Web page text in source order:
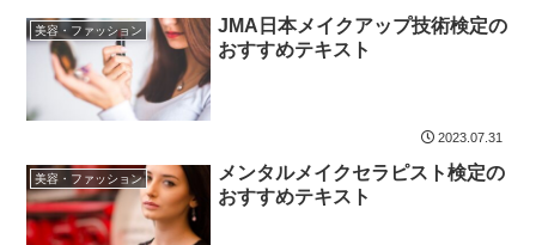
美容・ファッション
JMA日本メイクアップ技術検定の
おすすめテキスト
2023.07.31
美容・ファッション
メンタルメイクセラピスト検定の
おすすめテキスト